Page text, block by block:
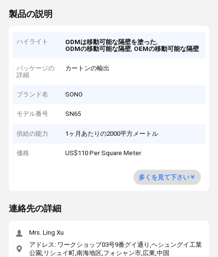
製品の説明
ハイライト ODMは移動可能な隔壁を塗った,
ODMの移動可能な隔壁, OEMの移動可能な隔壁
パッケージの
詳細
カートンの輸出
ブランド名 SONO
モデル番号 SN65
供給の能力 1ヶ月あたりの2000平方メートル
価格 US$110 Per Square Meter
多くを見て下さい
連絡先の詳細
Mrs. Ling Xu
アドレス: ワークショップ03号9番グイ通り,ヘシュングイ工業
公園,リシュイ町,南海地区,フォシャン市,広東,中国